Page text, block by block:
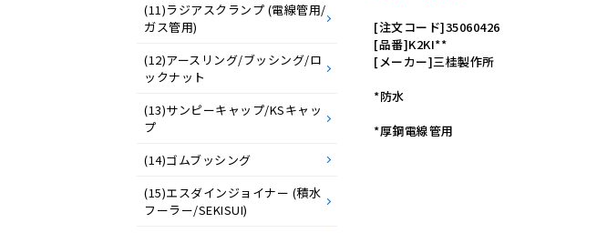
[注文コード]35060426
[品番]K2KI**
[メーカー]三桂製作所
*防水
*厚鋼電線管用
(11)ラジアスクランプ (電線管用/
ガス管用)
(12)アースリング/ブッシング/ロ
ックナット
(13)サンピーキャップ/KSキャッ
プ
(14)ゴムブッシング
(15)エスダインジョイナー (積水
フーラー/SEKISUI)